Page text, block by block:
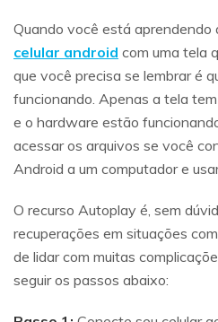
Quando você está aprendendo
celular android com uma tela
que você precisa se lembrar é
funcionando. Apenas a tela
e o hardware estão
acessar os arquivos se você
Android a um computador e
O recurso Autoplay é, sem
recuperações em situações
de lidar com muitas
seguir os passos abaixo: